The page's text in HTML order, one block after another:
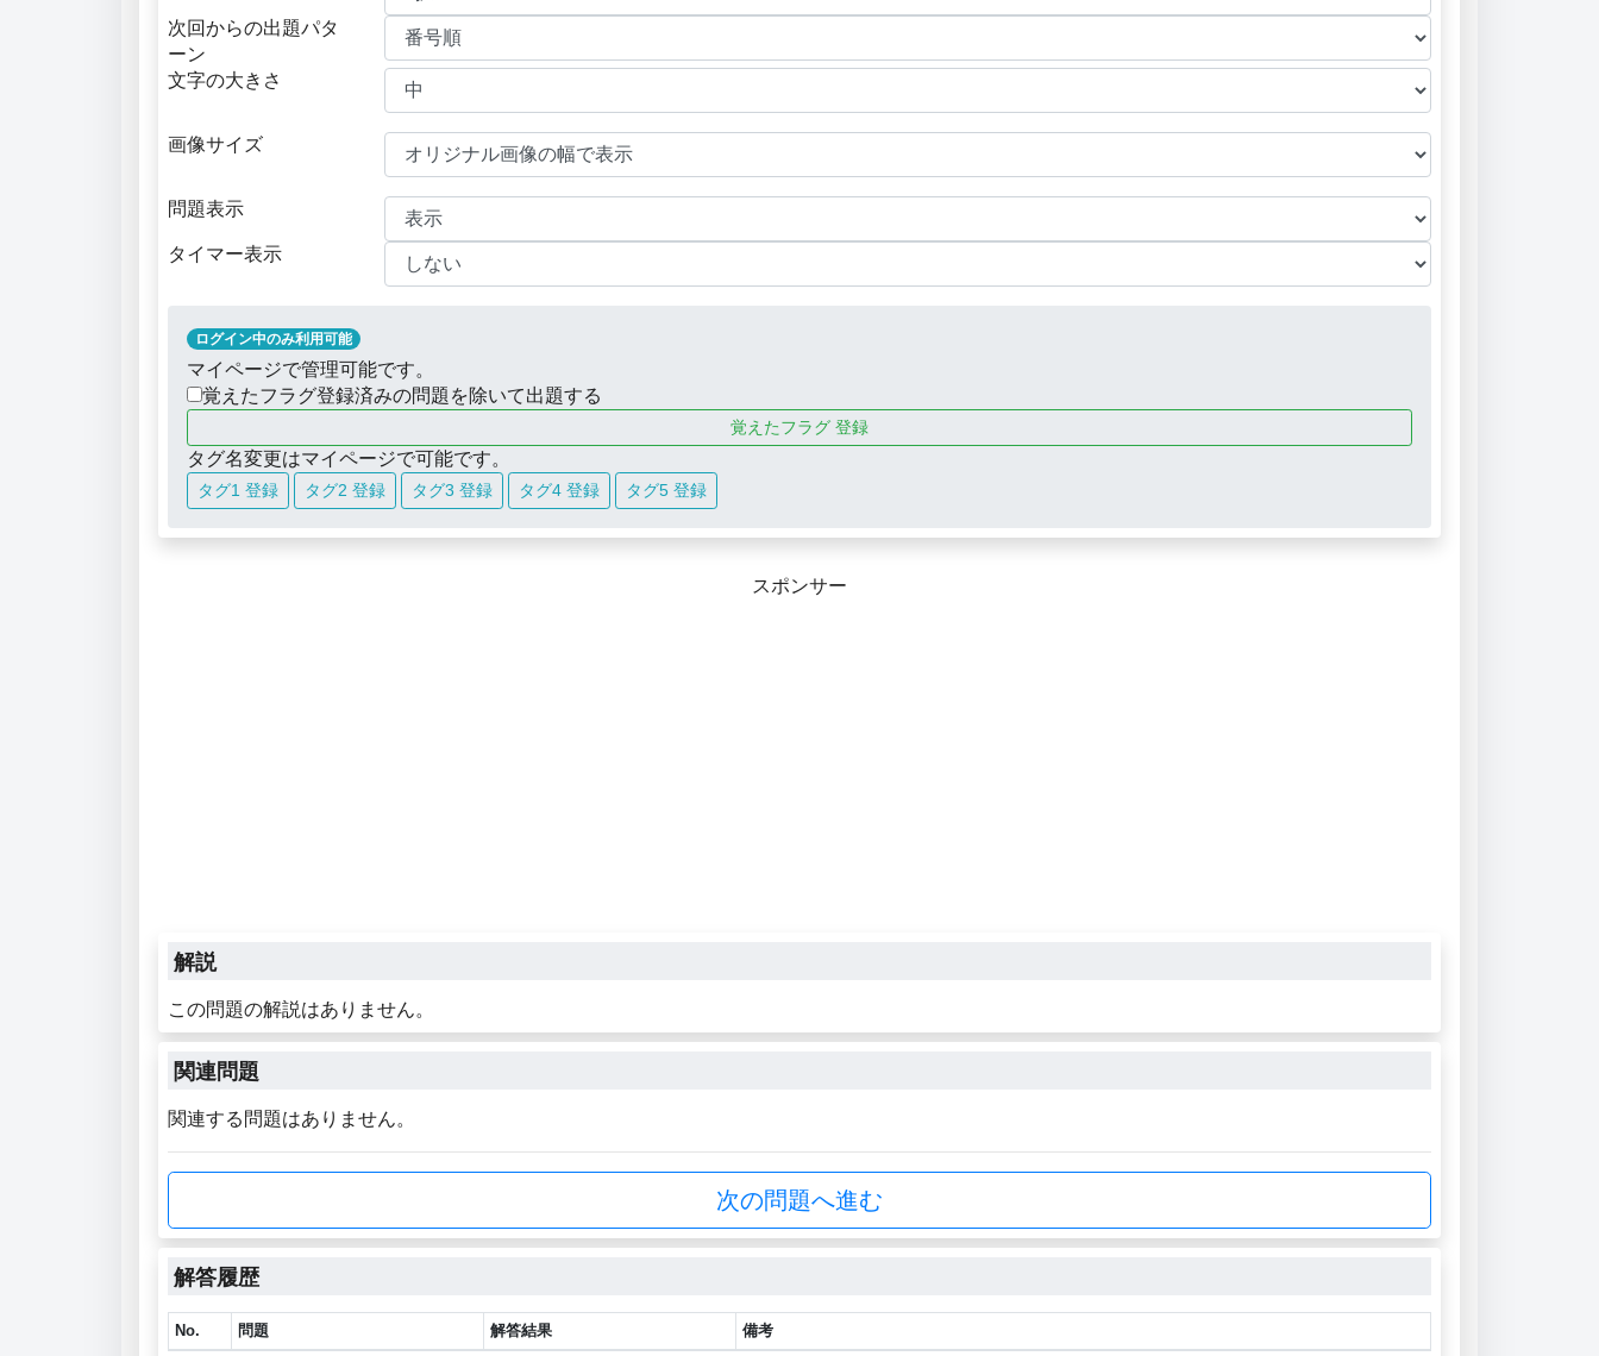
次回からの出題パタ
ーン
文字の大きさ
画像サイズ
問題表示
タイマー表示
ログイン中のみ利用可能
マイページで管理可能です。
覚えたフラグ登録済みの問題を除いて出題する
覚えたフラグ 登録
タグ名変更はマイページで可能です。
タグ1 登録 タグ2 登録 タグ3 登録 タグ4 登録 タグ5 登録
スポンサー
解説
この問題の解説はありません。
関連問題
関連する問題はありません。
次の問題へ進む
解答履歴
No. 問題 解答結果 備考